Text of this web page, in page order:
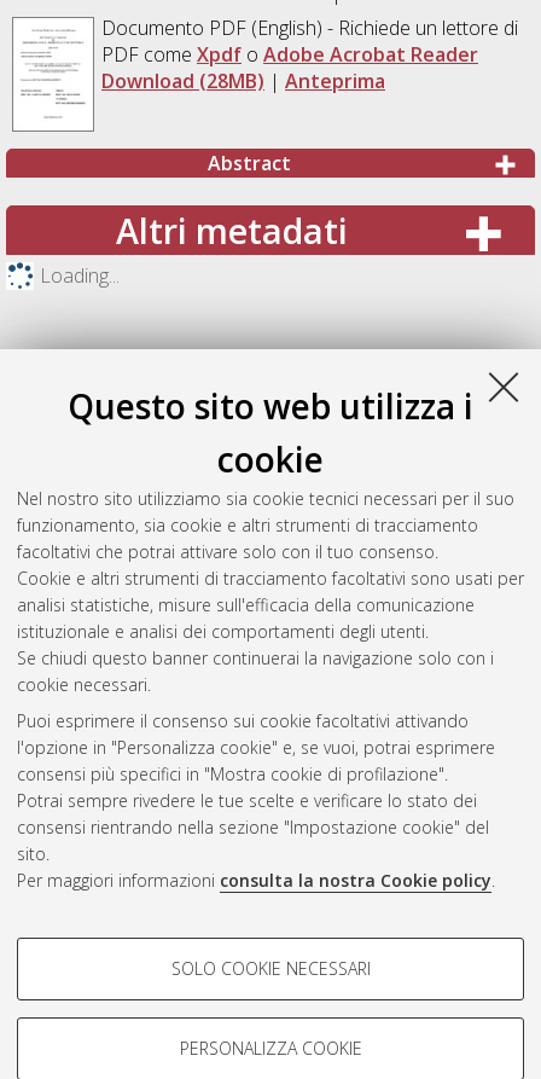
Questo sito web utilizza i
cookie
Nel nostro sito utilizziamo sia cookie tecnici necessari per il suo
funzionamento, sia cookie e altri strumenti di tracciamento
facoltativi che potrai attivare solo con il tuo consenso.
Cookie e altri strumenti di tracciamento facoltativi sono usati per
analisi statistiche, misure sull'efficacia della comunicazione
istituzionale e analisi dei comportamenti degli utenti.
Se chiudi questo banner continuerai la navigazione solo con i
cookie necessari.
Puoi esprimere il consenso sui cookie facoltativi attivando
l'opzione in "Personalizza cookie" e, se vuoi, potrai esprimere
consensi più specifici in "Mostra cookie di profilazione".
Potrai sempre rivedere le tue scelte e verificare lo stato dei
consensi rientrando nella sezione "Impostazione cookie" del
sito.
Per maggiori informazioni consulta la nostra Cookie policy.
COOKIE DI PROFILAZIONE -
Si tratta di cookie utilizzati per analizzare le caratteristiche della
navigazione degli utenti, creare profili in base al loro comportamento
SOLO COOKIE NECESSARI
PERSONALIZZA COOKIE
Documento PDF(English) - Richiede un lettore di
PDF come Xpdfo Adobe Acrobat Reader
Download (28MB) | Anteprima
Abstract
Altri metadati
Loading...
Gestione del documento:
Atom
Rss 1.0
Rss 2.0
ISSN: 2038-7946
Impostazioni Cookie
Informativa sulla privacy
Condizioni d’uso del sito